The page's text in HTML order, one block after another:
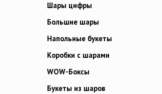
Шары цифры
Большие шары
Напольные букеты
Коробки с шарами
WOW-Боксы
Букеты из шаров